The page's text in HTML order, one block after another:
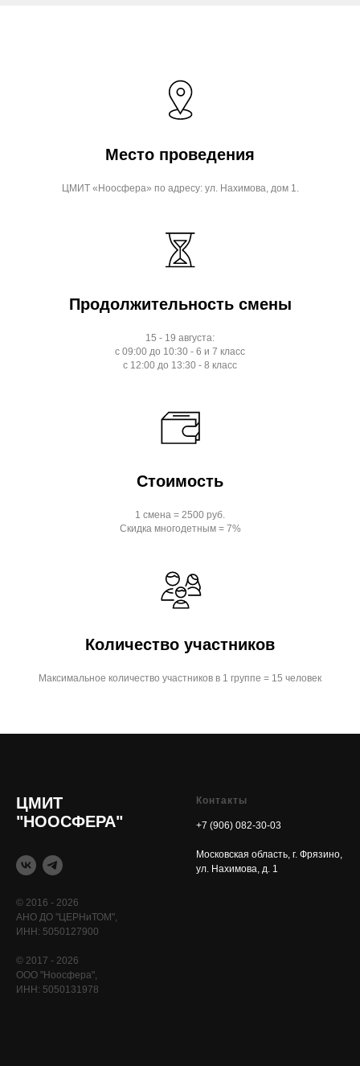
Место проведения
ЦМИТ «Ноосфера» по адресу: ул. Нахимова, дом 1.
Продолжительность смены
15 - 19 августа:
с 09:00 до 10:30 - 6 и 7 класс
с 12:00 до 13:30 - 8 класс
Стоимость
1 смена = 2500 руб.
Скидка многодетным = 7%
Количество участников
Максимальное количество участников в 1 группе = 15 человек
ЦМИТ
"НООСФЕРА"
© 2016 - 2026
АНО ДО "ЦЕРНиТОМ",
ИНН: 5050127900
© 2017 - 2026
ООО "Ноосфера",
ИНН: 5050131978
Контакты
+7 (906) 082-30-03
Московская область, г. Фрязино,
ул. Нахимова, д. 1